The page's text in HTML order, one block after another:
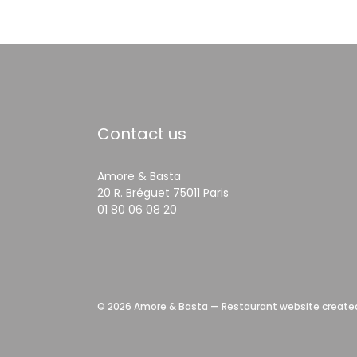
Contact us
Amore & Basta
20 R. Bréguet 75011 Paris ((opens in a new
01 80 06 08 20
© 2026 Amore & Basta — Restaurant website